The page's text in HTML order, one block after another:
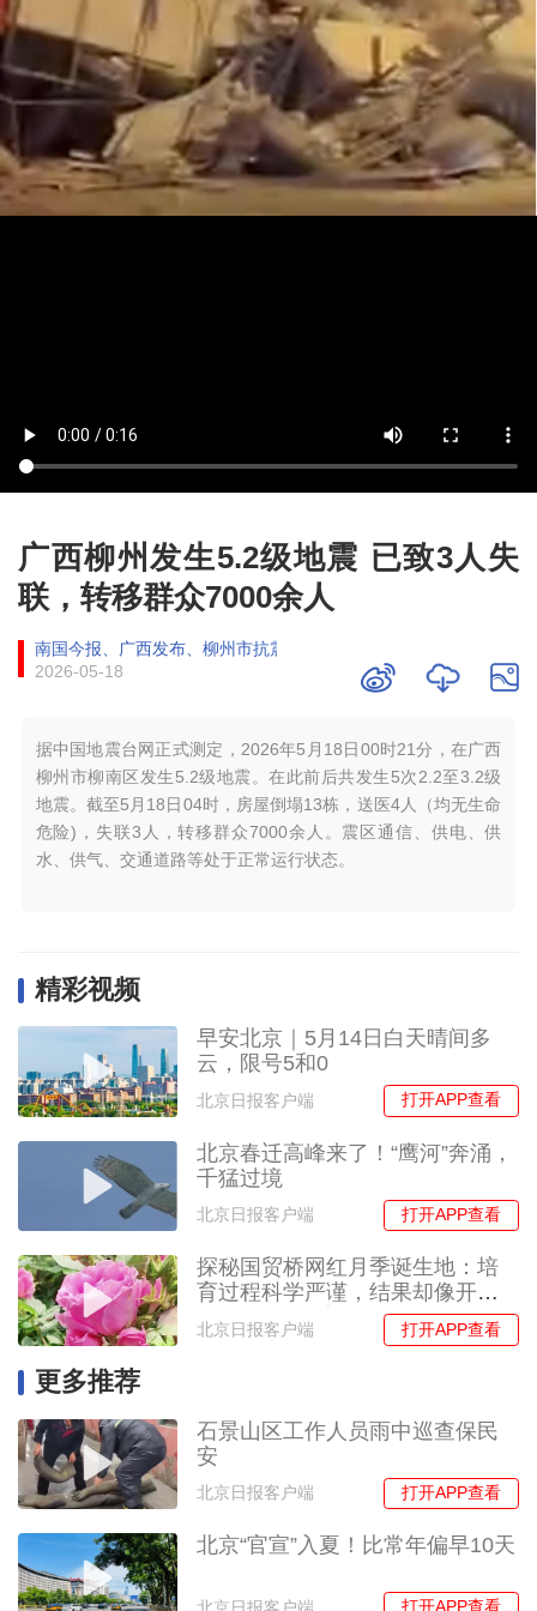
广西柳州发生5.2级地震 已致3人失
联，转移群众7000余人
南国今报、广西发布、柳州市抗震救灾指挥部
2026-05-18
据中国地震台网正式测定，2026年5月18日00时21分，在广西
柳州市柳南区发生5.2级地震。在此前后共发生5次2.2至3.2级
地震。截至5月18日04时，房屋倒塌13栋，送医4人（均无生命
危险)，失联3人，转移群众7000余人。震区通信、供电、供
水、供气、交通道路等处于正常运行状态。
精彩视频
早安北京｜5月14日白天晴间多
云，限号5和0
北京日报客户端 打开APP查看
北京春迁高峰来了！“鹰河”奔涌，
千猛过境
北京日报客户端 打开APP查看
探秘国贸桥网红月季诞生地：培
育过程科学严谨，结果却像开盲
盒，“约定”培育长达5年
北京日报客户端 打开APP查看
更多推荐
石景山区工作人员雨中巡查保民
安
北京日报客户端 打开APP查看
北京“官宣”入夏！比常年偏早10天
北京日报客户端 打开APP查看